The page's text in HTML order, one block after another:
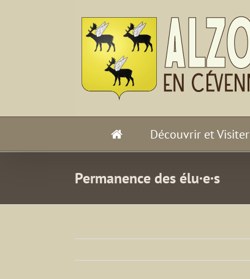
Découvrir et Visiter
Permanence des élu·e·s